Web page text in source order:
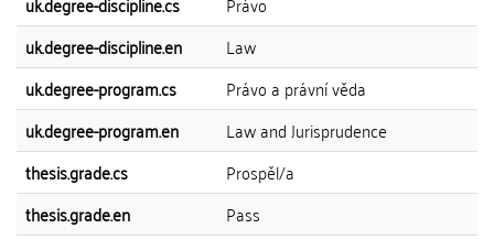
uk.degree-discipline.en
Law
uk.degree-program.cs
Právo a právní věda
uk.degree-program.en
Law and Jurisprudence
thesis.grade.cs
Prospěl/a
thesis.grade.en
Pass